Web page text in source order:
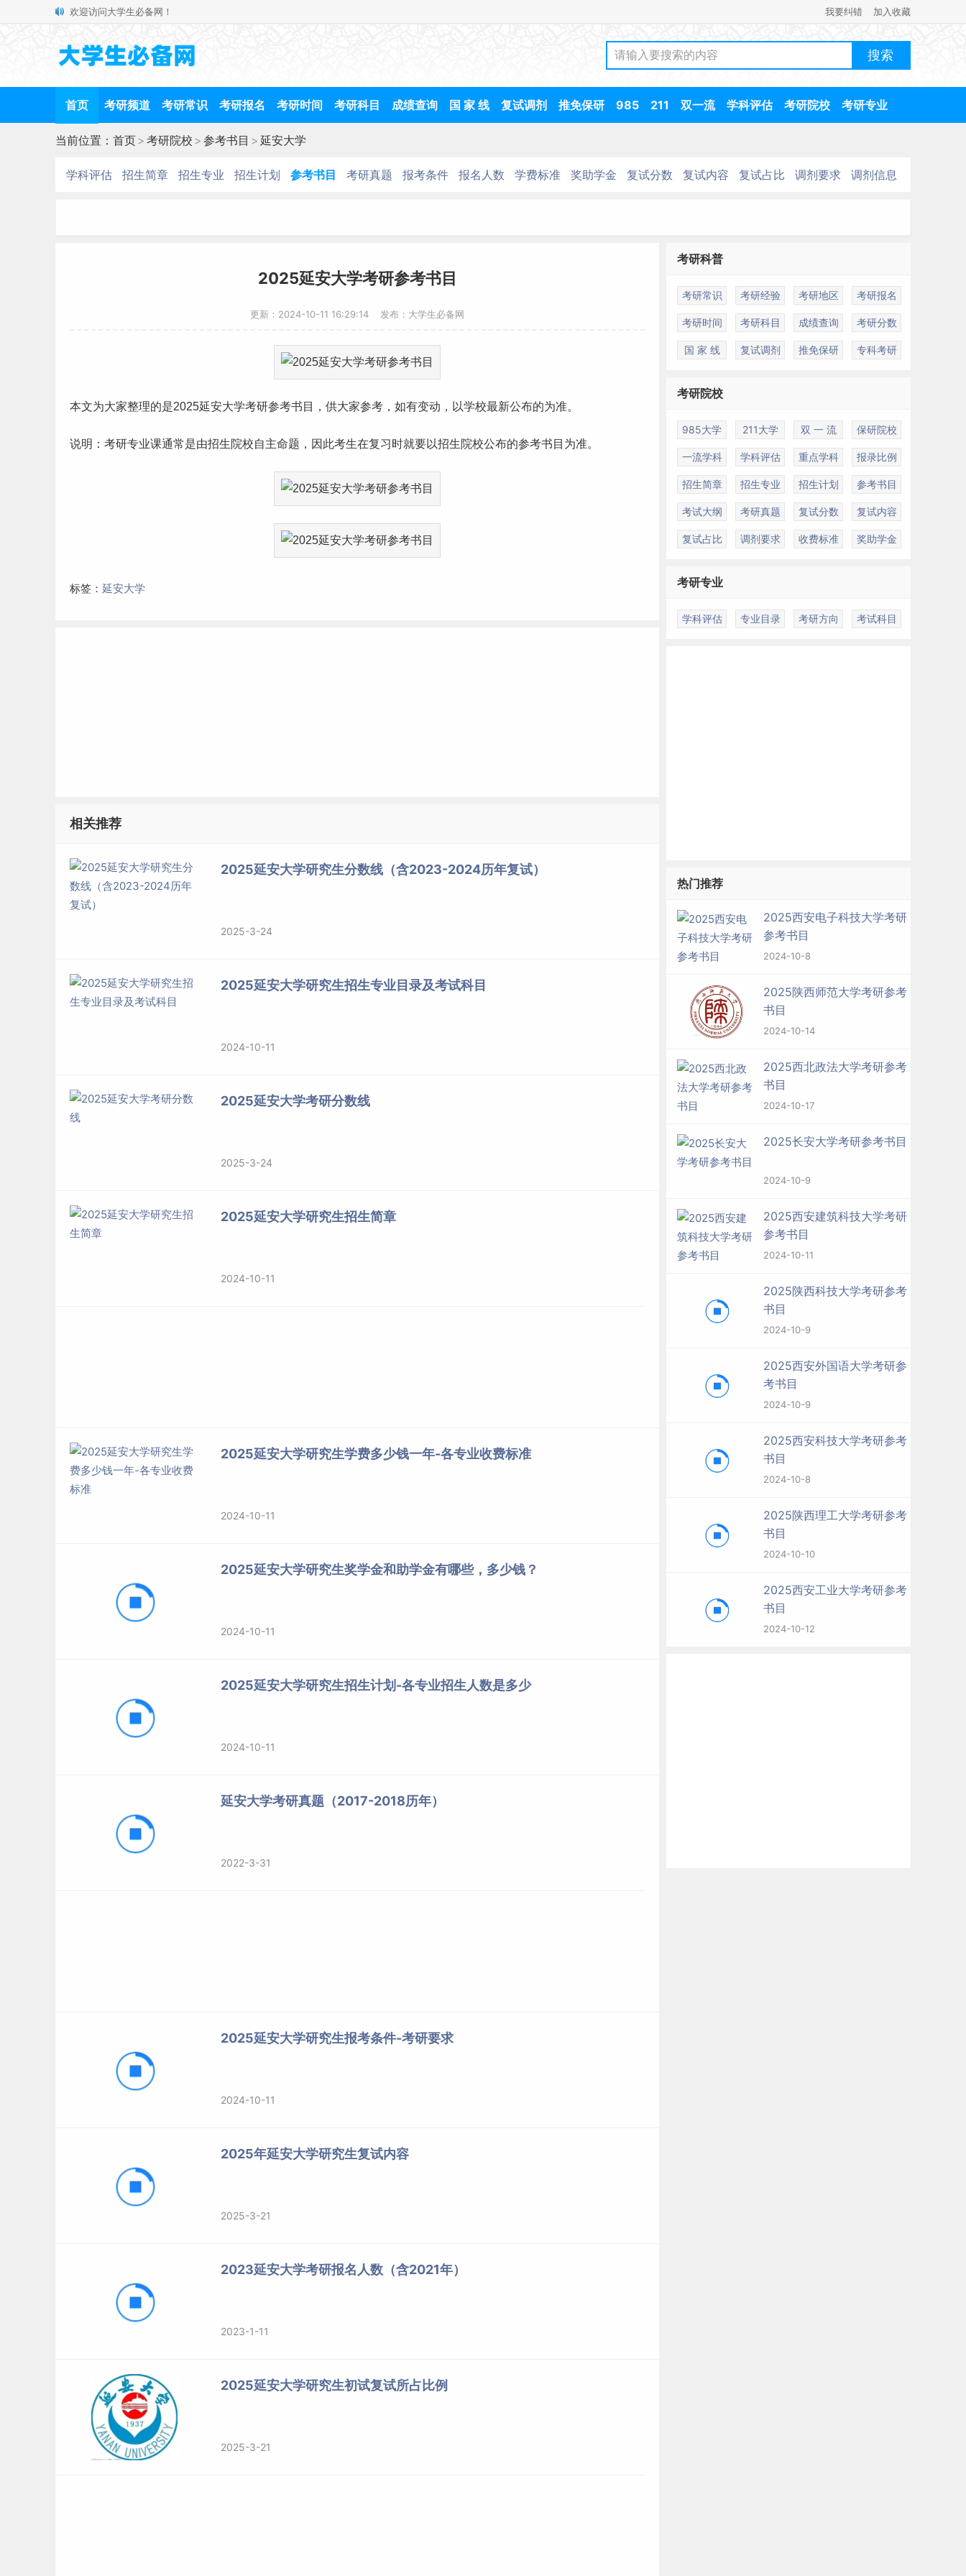
欢迎访问大学生必备网！ 我要纠错 加入收藏
首页 考研频道 考研常识 考研报名 考研时间 考研科目 成绩查询 国 家 线 复试调剂 推免保研 985 211 双一流 学科评估 考研院校 考研专业
当前位置： 首页> 考研院校 > 参考书目 > 延安大学
学科评估 招生简章 招生专业 招生计划 参考书目 考研真题 报考条件 报名人数 学费标准 奖助学金 复试分数 复试内容 复试占比 调剂要求 调剂信息
2025延安大学考研参考书目
更新：2024-10-11 16:29:14 发布：大学生必备网
本文为大家整理的是2025延安大学考研参考书目，供大家参考，如有变动，以学校最新公布的为准。
说明：考研专业课通常是由招生院校自主命题，因此考生在复习时就要以招生院校公布的参考书目为准。
标签： 延安大学
相关推荐
2025延安大学研究生分数线（含2023-2024历年复试）
2025-3-24
2025延安大学研究生招生专业目录及考试科目
2024-10-11
2025延安大学考研分数线
2025-3-24
2025延安大学研究生招生简章
2024-10-11
2025延安大学研究生学费多少钱一年-各专业收费标准
2024-10-11
2025延安大学研究生奖学金和助学金有哪些，多少钱？
2024-10-11
2025延安大学研究生招生计划-各专业招生人数是多少
2024-10-11
延安大学考研真题（2017-2018历年）
2022-3-31
2025延安大学研究生报考条件-考研要求
2024-10-11
2025年延安大学研究生复试内容
2025-3-21
2023延安大学考研报名人数（含2021年）
2023-1-11
2025延安大学研究生初试复试所占比例
2025-3-21
考研科普
考研常识 考研经验 考研地区 考研报名
考研时间 考研科目 成绩查询 考研分数
国 家 线 复试调剂 推免保研 专科考研
考研院校
985大学 211大学 双 一 流 保研院校
一流学科 学科评估 重点学科 报录比例
招生简章 招生专业 招生计划 参考书目
考试大纲 考研真题 复试分数 复试内容
复试占比 调剂要求 收费标准 奖助学金
考研专业
学科评估 专业目录 考研方向 考试科目
热门推荐
2025西安电子科技大学考研
参考书目
2024-10-8
2025陕西师范大学考研参考
书目
2024-10-14
2025西北政法大学考研参考
书目
2024-10-17
2025长安大学考研参考书目
2024-10-9
2025西安建筑科技大学考研
参考书目
2024-10-11
2025陕西科技大学考研参考
书目
2024-10-9
2025西安外国语大学考研参
考书目
2024-10-9
2025西安科技大学考研参考
书目
2024-10-8
2025陕西理工大学考研参考
书目
2024-10-10
2025西安工业大学考研参考
书目
2024-10-12